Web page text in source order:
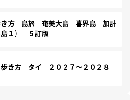
き方 島旅 奄美大島 喜界島 加計
島１） ５訂版
き方 タイ ２０２７～２０２８